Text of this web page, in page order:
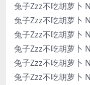
兔子Zzz不吃胡萝卜
兔子Zzz不吃胡萝卜
兔子Zzz不吃胡萝卜
兔子Zzz不吃胡萝卜
兔子Zzz不吃胡萝卜
兔子Zzz不吃胡萝卜